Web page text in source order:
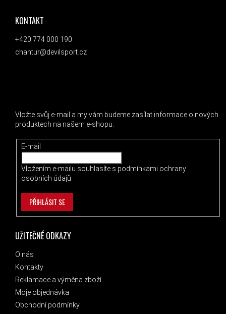
UŽITEČNÉ ODKAZY
O nás
Kontakty
Reklamace a výměna zboží
Moje objednávka
Obchodní podmínky
KONTAKT
+420 774 000 190
chantur@devilsport.cz
Vložte svůj e-mail a my vám budeme zasílat informace o nových
produktech na našem e-shopu.
E-mail
Vložením e-mailu souhlasíte s podmínkami ochrany
osobních údajů
PŘIHLÁSIT SE